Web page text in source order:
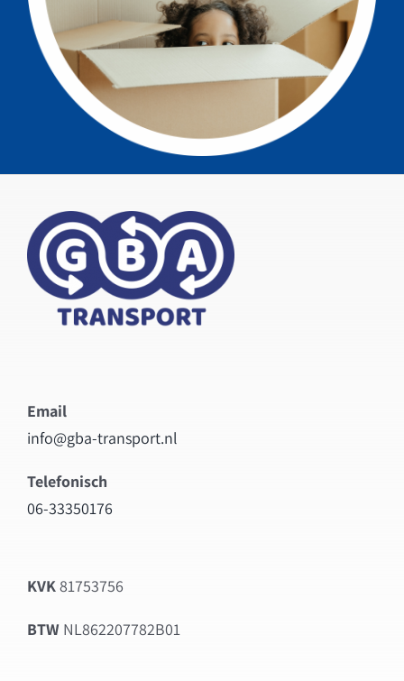
Email
info@gba-transport.nl
Telefonisch
06-33350176
KVK81753756
BTWNL862207782B01